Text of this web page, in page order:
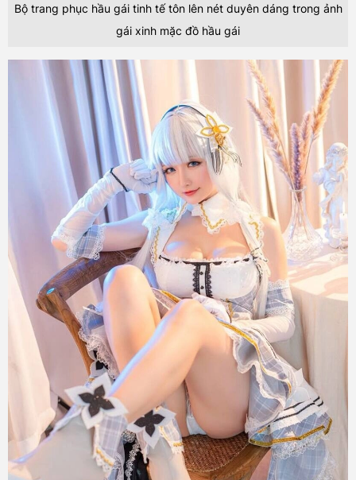
Bộ trang phục hầu gái tinh tế tôn lên nét duyên dáng trong ảnh
gái xinh mặc đồ hầu gái